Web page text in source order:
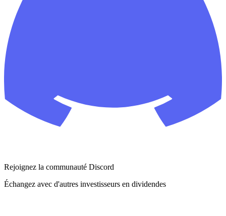
Rejoignez la communauté Discord
Échangez avec d'autres investisseurs en dividendes